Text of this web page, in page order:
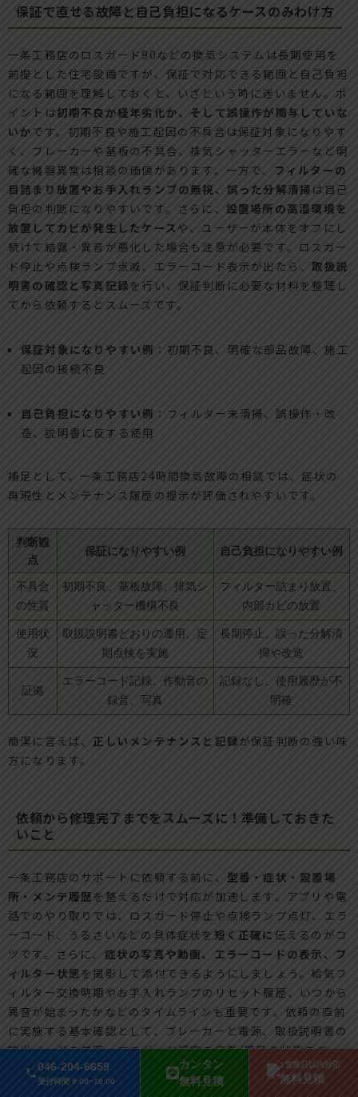
046-204-6659
受付時間 9:00~18:00
カンタン
無料見積
1営業日以内対応
無料見積
保証で直せる故障と自己負担になるケースのみわけ方
一条工務店のロスガード90などの換気システムは長期使用を
前提とした住宅設備ですが、保証で対応できる範囲と自己負担
になる範囲を理解しておくと、いざという時に迷いません。ポ
イントは初期不良か経年劣化か、そして誤操作が関与していな
いかです。初期不良や施工起因の不具合は保証対象になりやす
く、ブレーカーや基板の不具合、排気シャッターエラーなど明
確な機器異常は相談の価値があります。一方で、
フィルターの
目詰まり放置やお手入れランプの無視、誤った分解清掃 は自己
負担の判断になりやすいです。さらに、 設置場所の高湿環境を
放置してカビが発生したケース や、ユーザーが本体をオフにし
続けて結露・異音が悪化した場合も注意が必要です。ロスガー
ド停止や点検ランプ点滅、エラーコード表示が出たら、取扱説
明書の確認と写真記録を行い、保証判断に必要な材料を整理し
てから依頼するとスムーズです。
保証対象になりやすい例 ：初期不良、明確な部品故障、施工
起因の接続不良
自己負担になりやすい例 ：フィルター未清掃、誤操作・改
造、説明書に反する使用
補足として、一条工務店24時間換気故障の相談では、症状の
再現性とメンテナンス履歴の提示が評価されやすいです。
判断観
点
保証になりやすい例 自己負担になりやすい例
不具合
の性質
初期不良、基板故障、排気シ
ャッター機構不良
フィルター詰まり放置、
内部カビの放置
使用状
況
取扱説明書どおりの運用、定
期点検を実施
長期停止、誤った分解清
掃や改造
証拠
エラーコード記録、作動音の
録音、写真
記録なし、使用履歴が不
明確
簡潔に言えば、 正しいメンテナンスと記録 が保証判断の強い味
方になります。
依頼から修理完了までをスムーズに！準備しておきた
いこと
一条工務店のサポートに依頼する前に、 型番・症状・設置場
所・メンテ履歴 を整えるだけで対応が加速します。アプリや電
話でのやり取りでは、ロスガード停止や点検ランプ点灯、エラ
ーコード、うるさいなどの具体症状を 短く正確に伝えるのがコ
ツです。さらに、 症状の写真や動画、エラーコードの表示、フ
ィルター状態 を撮影して添付できるようにしましょう。給気フ
ィルター交換時期やお手入れランプのリセット履歴、いつから
異音が始まったかなどのタイムラインも重要です。依頼の直前
に実施する基本確認として、ブレーカーと電源、取扱説明書の
該当ページの参照、ロスガード設定の自動/風量の状態をチェ
ックします。修理当日は
本体周辺のスペース確保と駐車位置の
で作業がスムーズになります。これらの準備は、再訪問の